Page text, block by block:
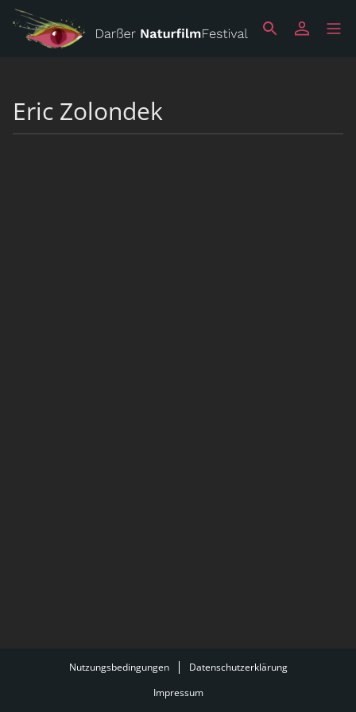
Eric Zolondek
Nutzungsbedingungen
Datenschutzerklärung
Impressum